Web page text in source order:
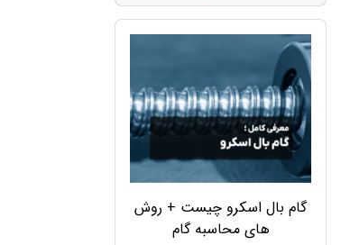
گام بال اسکرو چیست + روش
های محاسبه گام